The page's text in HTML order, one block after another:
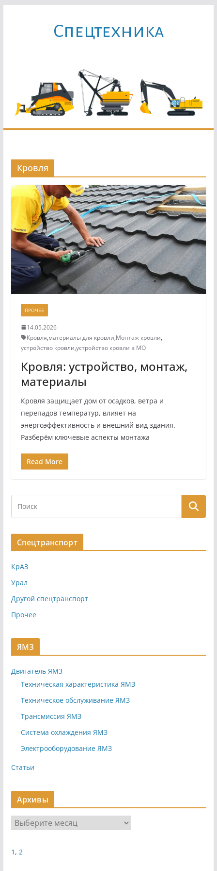
содержимомуCпецтехника
Кровля
ПРОЧЕЕ
14.05.2026
Кровля,материалы для кровли,Монтаж кровли,
устройство кровли,устройство кровли в МО
Кровля: устройство, монтаж,
материалы
Кровля защищает дом от осадков, ветра и
перепадов температур, влияет на
энергоэффективность и внешний вид здания.
Разберём ключевые аспекты монтажа
Read More
Спецтранспорт
КрАЗ
Урал
Другой спецтранспорт
Прочее
ЯМЗ
Двигатель ЯМЗ
Техническая характеристика ЯМЗ
Техническое обслуживание ЯМЗ
Трансмиссия ЯМЗ
Система охлаждения ЯМЗ
Электрооборудование ЯМЗ
Статьи
Архивы
р
и
1 , 2